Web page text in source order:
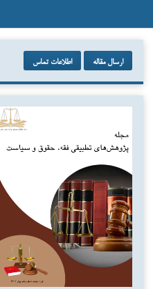
ارسال مقاله اطلاعات تماس